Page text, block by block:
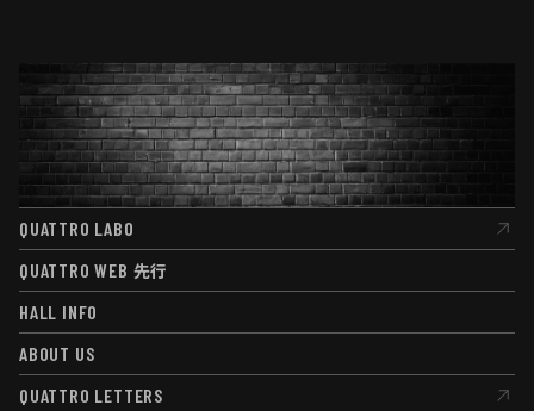
QUATTRO LABO
QUATTRO LABO
QUATTRO WEB 先行
QUATTRO WEB先行
HALL INFO
HALL INFO
ABOUT US
ABOUT US
QUATTRO LETTERS